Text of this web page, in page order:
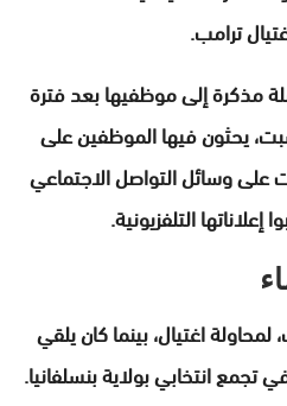
ترامب.
مذكرة إلى موظفيها بعد فترة
يحثون فيها الموظفين على
على وسائل التواصل الاجتماعي
التلفزيونية.
اغتيال، بينما كان يلقي
انتخابي بولاية بنسلفانيا.